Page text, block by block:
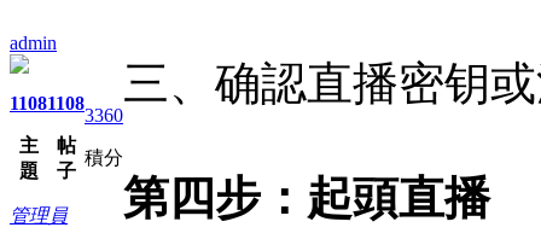
admin
1108
主
題
1108
帖
子
3360
積分
管理員
三、确認直播密钥
第四步：起頭直播